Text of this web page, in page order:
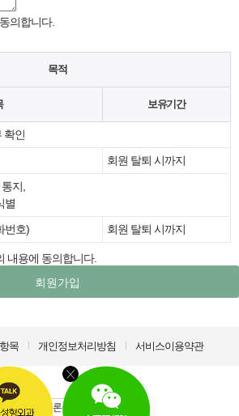
의합니다.
목적
보유기간
확인
회원 탈퇴 시까지
지,
별
번호)
회원 탈퇴 시까지
내용에 동의합니다.
회원가입
목 개인정보처리방침 서비스이용약관